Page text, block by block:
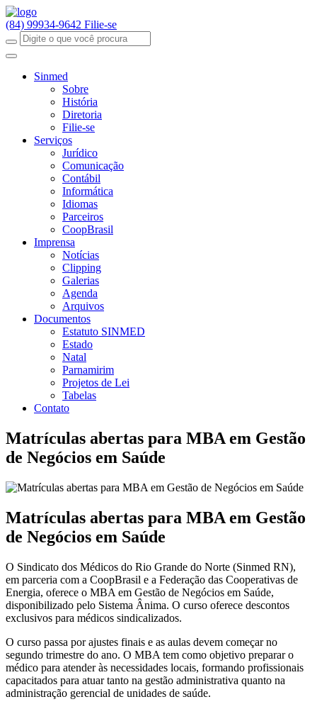
(84) 99934-9642 Filie-se
Sinmed
Sobre
História
Diretoria
Filie-se
Serviços
Jurídico
Comunicação
Contábil
Informática
Idiomas
Parceiros
CoopBrasil
Imprensa
Notícias
Clipping
Galerias
Agenda
Arquivos
Documentos
Estatuto SINMED
Estado
Natal
Parnamirim
Projetos de Lei
Tabelas
Contato
Matrículas abertas para MBA em Gestão
de Negócios em Saúde
Matrículas abertas para MBA em Gestão
de Negócios em Saúde
O Sindicato dos Médicos do Rio Grande do Norte (Sinmed RN),
em parceria com a CoopBrasil e a Federação das Cooperativas de
Energia, oferece o MBA em Gestão de Negócios em Saúde,
disponibilizado pelo Sistema Ânima. O curso oferece descontos
exclusivos para médicos sindicalizados.
O curso passa por ajustes finais e as aulas devem começar no
segundo trimestre do ano. O MBA tem como objetivo preparar o
médico para atender às necessidades locais, formando profissionais
capacitados para atuar tanto na gestão administrativa quanto na
administração gerencial de unidades de saúde.